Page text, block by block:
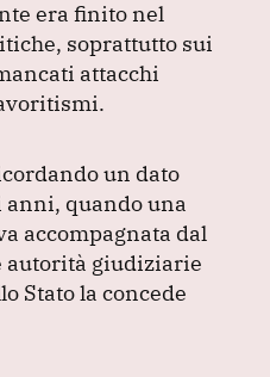
era finito nel
soprattutto sui
attacchi
un dato
quando una
accompagnata dal
autorità giudiziarie
Stato la concede